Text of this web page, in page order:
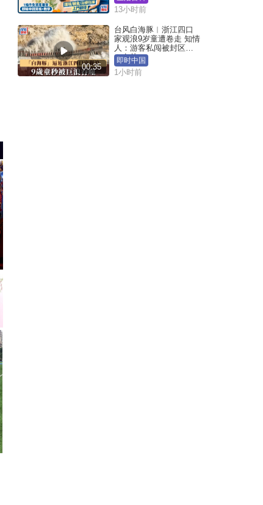
审查（附申请资格及教
学）
13小时前
00:35
台风白海豚︱浙江四口
家观浪9岁童遭卷走 知情
人：游客私闯被封区域
︱有片
即时中国
1小时前